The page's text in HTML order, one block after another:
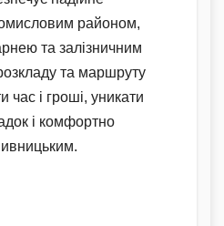
районом,
та залізничним
та маршруту
час і гроші, уникати
і комфортно